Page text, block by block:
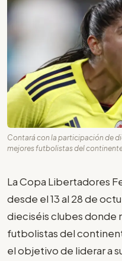
Contará con la participación de
mejores futbolistas del
La Copa Libertadores
desde el 13 al 28 de
dieciséis clubes donde
futbolistas del
el objetivo de liderar a